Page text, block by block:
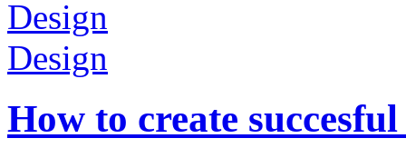
Design
Design
How to create